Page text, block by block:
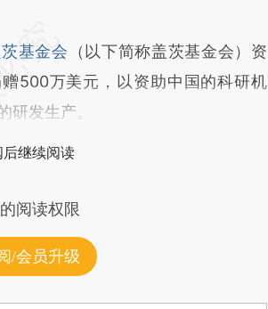
基金会 （以下简称盖茨基金会）资
500万美元，以资助中国的科研机
研发生产。
后继续阅读
阅读权限
/会员升级